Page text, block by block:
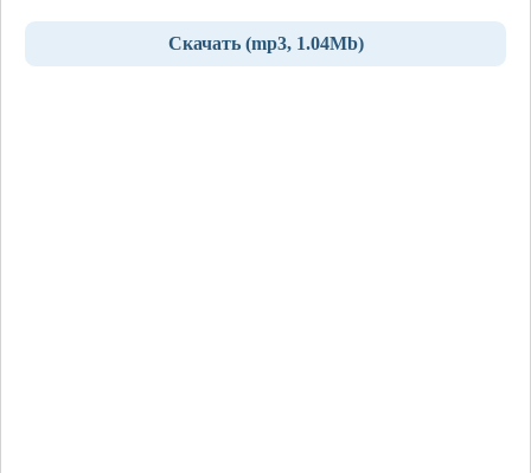
Скачать (mp3, 1.04Mb)